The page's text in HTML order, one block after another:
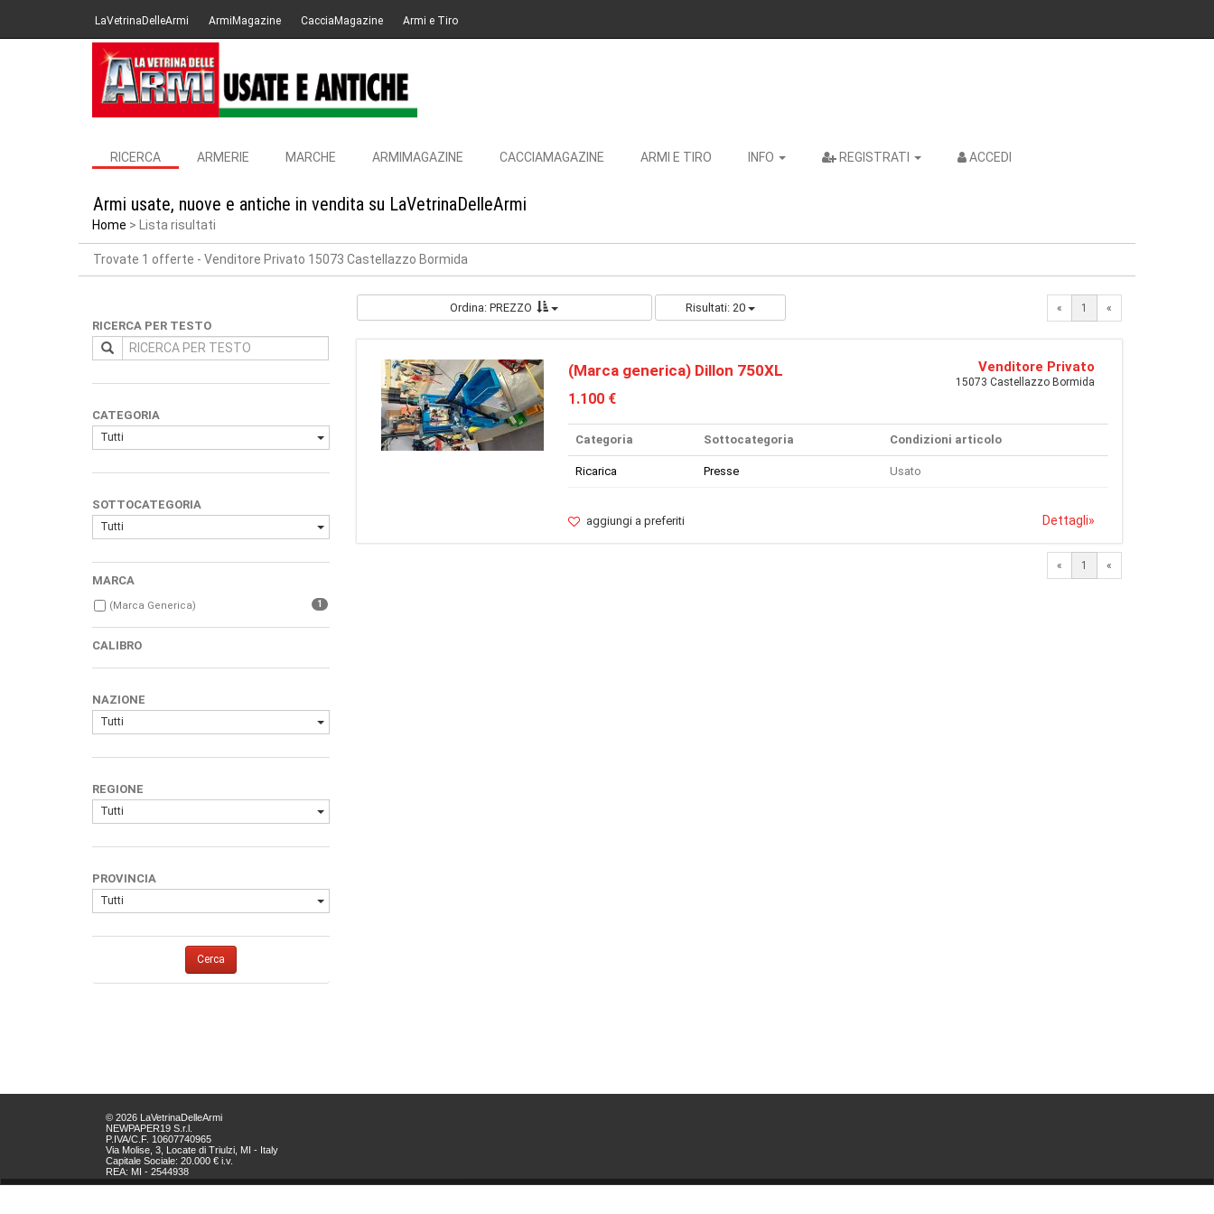
LaVetrinaDelleArmi ArmiMagazine CacciaMagazine Armi e Tiro
RICERCA ARMERIE MARCHE ARMIMAGAZINE CACCIAMAGAZINE ARMI E TIRO INFO REGISTRATI ACCEDI
Armi usate, nuove e antiche in vendita su LaVetrinaDelleArmi
Home Lista risultati
Trovate 1 offerte - Venditore Privato 15073 Castellazzo Bormida
RICERCA PER TESTO
CATEGORIA
Tutti
SOTTOCATEGORIA
Tutti
MARCA
(Marca Generica) 1
CALIBRO
NAZIONE
Tutti
REGIONE
Tutti
PROVINCIA
Tutti
Cerca
Ordina: PREZZO Risultati: 20 « 1 «
(Marca generica) Dillon 750XL
1.100 €
Venditore Privato
15073 Castellazzo Bormida
Categoria Sottocategoria Condizioni articolo
Ricarica Presse Usato
aggiungi a preferiti Dettagli»
« 1 «
© 2026 LaVetrinaDelleArmi
NEWPAPER19 S.r.l.
P.IVA/C.F. 10607740965
Via Molise, 3, Locate di Triulzi, MI - Italy
Capitale Sociale: 20.000 € i.v.
REA: MI - 2544938